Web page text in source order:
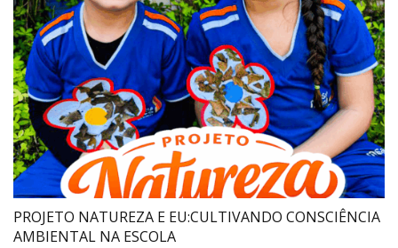
PROJETO NATUREZA E EU:CULTIVANDO CONSCIÊNCIA
AMBIENTAL NA ESCOLA